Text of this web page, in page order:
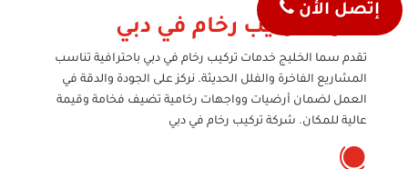
شركة تركيب رخام في دبي
تقدم سما الخليج خدمات تركيب رخام في دبي باحترافية تناسب
المشاريع الفاخرة والفلل الحديثة. نركز على الجودة والدقة في
العمل لضمان أرضيات وواجهات رخامية تضيف فخامة وقيمة
عالية للمكان. شركة تركيب رخام في دبي

إتصل الأن